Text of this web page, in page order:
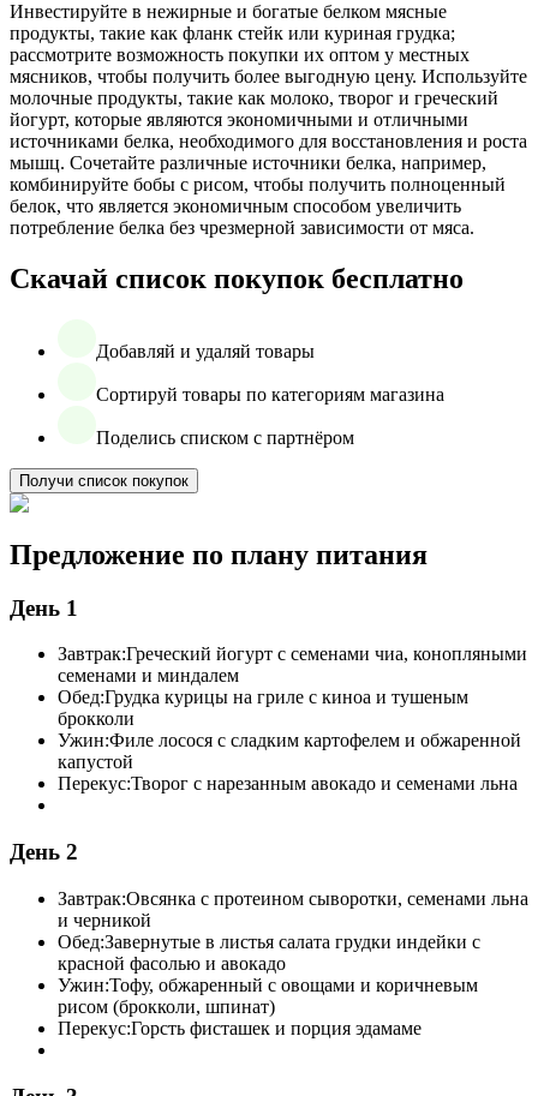
Инвестируйте в нежирные и богатые белком мясные
продукты, такие как фланк стейк или куриная грудка;
рассмотрите возможность покупки их оптом у местных
мясников, чтобы получить более выгодную цену. Используйте
молочные продукты, такие как молоко, творог и греческий
йогурт, которые являются экономичными и отличными
источниками белка, необходимого для восстановления и роста
мышц. Сочетайте различные источники белка, например,
комбинируйте бобы с рисом, чтобы получить полноценный
белок, что является экономичным способом увеличить
потребление белка без чрезмерной зависимости от мяса.
Скачай список покупок бесплатно
Добавляй и удаляй товары
Сортируй товары по категориям магазина
Поделись списком с партнёром
Получи список покупок
Предложение по плану питания
День 1
Завтрак:Греческий йогурт с семенами чиа, конопляными
семенами и миндалем
Обед:Грудка курицы на гриле с киноа и тушеным
брокколи
Ужин:Филе лосося с сладким картофелем и обжаренной
капустой
Перекус:Творог с нарезанным авокадо и семенами льна
День 2
Завтрак:Овсянка с протеином сыворотки, семенами льна
и черникой
Обед:Завернутые в листья салата грудки индейки с
красной фасолью и авокадо
Ужин:Тофу, обжаренный с овощами и коричневым
рисом (брокколи, шпинат)
Перекус:Горсть фисташек и порция эдамаме